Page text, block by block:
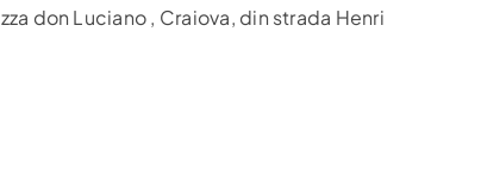
don Luciano , Craiova, din strada Henri